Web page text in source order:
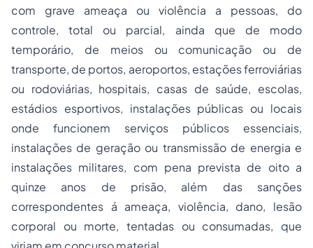
com grave ameaça ou violência a pessoas, do
controle, total ou parcial, ainda que de modo
temporário, de meios ou comunicação ou de
transporte, de portos, aeroportos, estações ferroviárias
ou rodoviárias, hospitais, casas de saúde, escolas,
estádios esportivos, instalações públicas ou locais
onde funcionem serviços públicos essenciais,
instalações de geração ou transmissão de energia e
instalações militares, com pena prevista de oito a
quinze anos de prisão, além das sanções
correspondentes á ameaça, violência, dano, lesão
corporal ou morte, tentadas ou consumadas, que